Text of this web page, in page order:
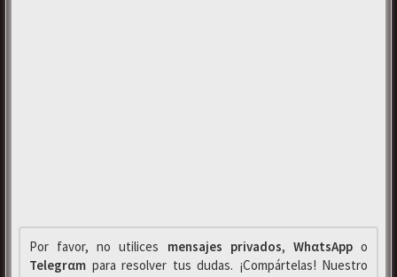
Por favor, no utilices mensajes privados, WhαtsAppo
Telegrαm para resolver tus dudas. ¡Compártelas! Nuestro